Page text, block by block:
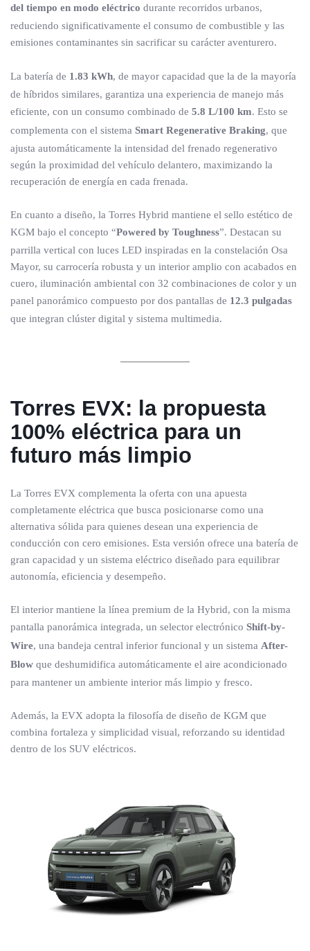
del tiempo en modo eléctrico durante recorridos urbanos,
reduciendo significativamente el consumo de combustible y las
emisiones contaminantes sin sacrificar su carácter aventurero.
La batería de 1.83 kWh, de mayor capacidad que la de la mayoría
de híbridos similares, garantiza una experiencia de manejo más
eficiente, con un consumo combinado de 5.8 L/100 km. Esto se
complementa con el sistema Smart Regenerative Braking, que
ajusta automáticamente la intensidad del frenado regenerativo
según la proximidad del vehículo delantero, maximizando la
recuperación de energía en cada frenada.
En cuanto a diseño, la Torres Hybrid mantiene el sello estético de
KGM bajo el concepto “Powered by Toughness”. Destacan su
parrilla vertical con luces LED inspiradas en la constelación Osa
Mayor, su carrocería robusta y un interior amplio con acabados en
cuero, iluminación ambiental con 32 combinaciones de color y un
panel panorámico compuesto por dos pantallas de 12.3 pulgadas
que integran clúster digital y sistema multimedia.
Torres EVX: la propuesta
100% eléctrica para un
futuro más limpio
La Torres EVX complementa la oferta con una apuesta
completamente eléctrica que busca posicionarse como una
alternativa sólida para quienes desean una experiencia de
conducción con cero emisiones. Esta versión ofrece una batería de
gran capacidad y un sistema eléctrico diseñado para equilibrar
autonomía, eficiencia y desempeño.
El interior mantiene la línea premium de la Hybrid, con la misma
pantalla panorámica integrada, un selector electrónico Shift-by-
Wire, una bandeja central inferior funcional y un sistema After-
Blow que deshumidifica automáticamente el aire acondicionado
para mantener un ambiente interior más limpio y fresco.
Además, la EVX adopta la filosofía de diseño de KGM que
combina fortaleza y simplicidad visual, reforzando su identidad
dentro de los SUV eléctricos.